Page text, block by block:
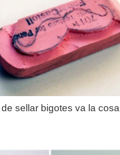
de sellar bigotes va la cosa